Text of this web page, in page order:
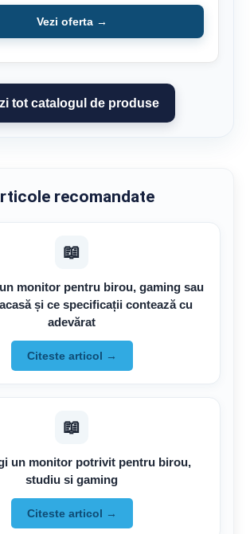
Vezi oferta →
tot catalogul de produse
recomandate
📖
monitor pentru birou, gaming sau
și ce specificații contează cu
adevărat
Citeste articol →
📖
un monitor potrivit pentru birou,
studiu si gaming
Citeste articol →